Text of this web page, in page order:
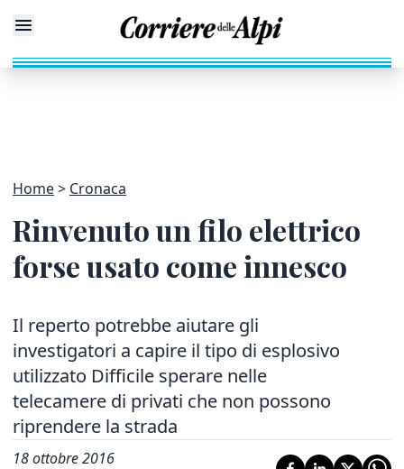
Home Cronaca
Rinvenuto un filo elettrico
forse usato come innesco
Il reperto potrebbe aiutare gli
investigatori a capire il tipo di esplosivo
utilizzato Difficile sperare nelle
telecamere di privati che non possono
riprendere la strada
18 ottobre 2016